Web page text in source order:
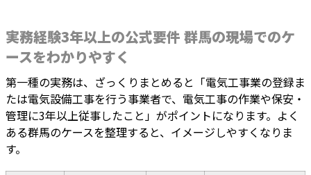
実務経験3年以上の公式要件 群馬の現場でのケ
ースをわかりやすく
第一種の実務は、ざっくりまとめると「電気工事業の登録ま
たは電気設備工事を行う事業者で、電気工事の作業や保安・
管理に3年以上従事したこと」がポイントになります。よく
ある群馬のケースを整理すると、イメージしやすくなりま
す。